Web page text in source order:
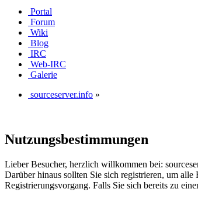
Portal
Forum
Wiki
Blog
IRC
Web-IRC
Galerie
sourceserver.info »
Nutzungsbestimmungen
Lieber Besucher, herzlich willkommen bei:
Darüber hinaus sollten Sie sich registrieren, um
Registrierungsvorgang. Falls Sie sich bereits zu